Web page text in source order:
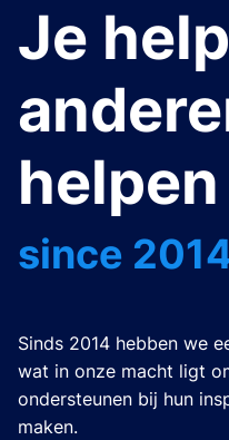
Je
helpen
since
Sinds 2014 hebben we
wat in onze macht ligt
ondersteunen bij hun
maken.